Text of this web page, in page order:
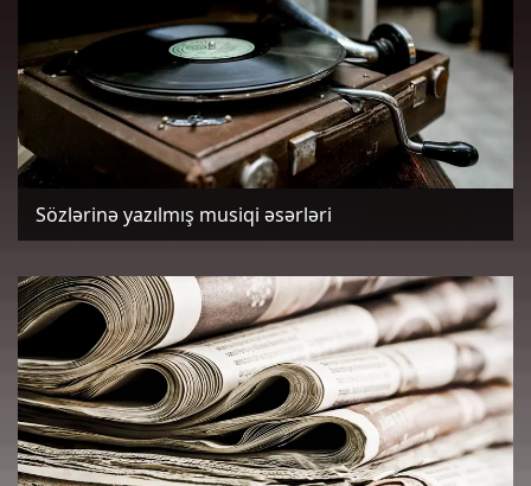
Sözlərinə yazılmış musiqi əsərləri